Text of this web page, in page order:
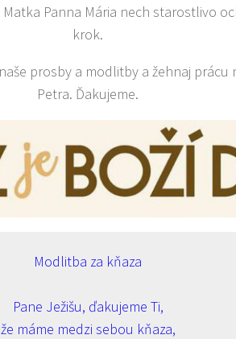
Panna Mária nech starostlivo
krok.
prosby a modlitby a žehnaj prácu
Petra. Ďakujeme.
Modlitba za kňaza
Pane Ježišu, ďakujeme Ti,
že máme medzi sebou kňaza,